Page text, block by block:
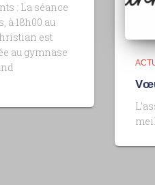
: La séance
à 18h00 au
est
au gymnase